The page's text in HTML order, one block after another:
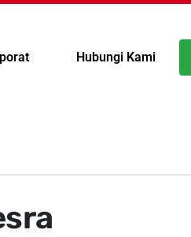
Hubungi Kami